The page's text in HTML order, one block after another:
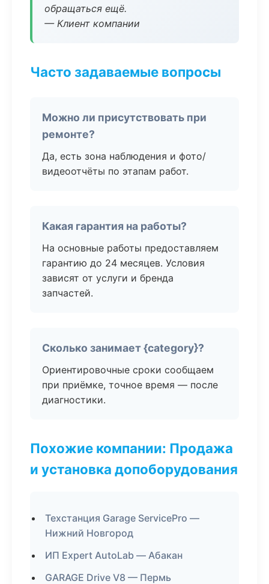
обращаться ещё.
— Клиент компании
Часто задаваемые вопросы
Можно ли присутствовать при
ремонте?
Да, есть зона наблюдения и фото/
видеоотчёты по этапам работ.
Какая гарантия на работы?
На основные работы предоставляем
гарантию до 24 месяцев. Условия
зависят от услуги и бренда
запчастей.
Сколько занимает {category}?
Ориентировочные сроки сообщаем
при приёмке, точное время — после
диагностики.
Похожие компании: Продажа
и установка допоборудования
Техстанция Garage ServicePro —
Нижний Новгород
ИП Expert AutoLab — Абакан
GARAGE Drive V8 — Пермь